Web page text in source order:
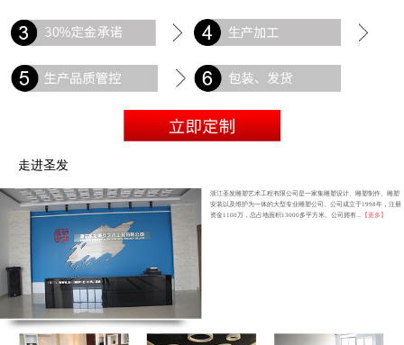
走进圣发
浙江圣发雕塑艺术工程有限公司是一家集雕塑设计、雕塑制作、雕塑
安装以及维护为一体的大型专业雕塑公司。公司成立于1998年，注册
资金1100万，总占地面积13000多平方米。公司拥有...
【更多】